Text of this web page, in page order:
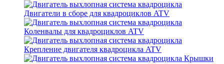
Двигатели в сборе для квадроциклов ATV
Коленвалы для квадроциклов ATV
Крепление двигателя квадроцикла ATV
Крышки